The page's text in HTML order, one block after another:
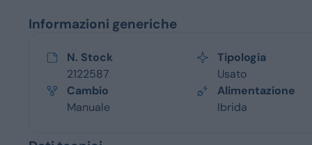
Informazioni generiche
N. Stock
2122587
Tipologia
Usato
Cambio
Manuale
Alimentazione
Ibrida